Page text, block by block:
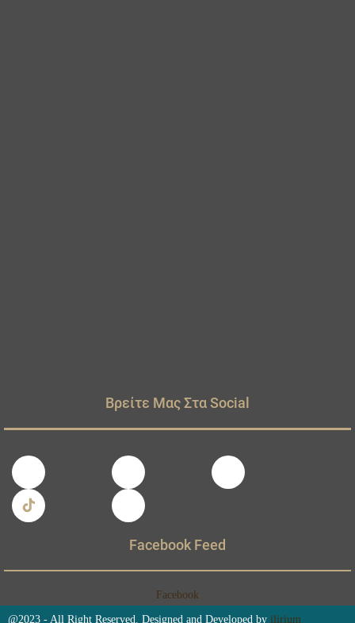
Βρείτε Μας Στα Social
Facebook Feed
Facebook
@2023 - All Right Reserved. Designed and Developed by ilirium